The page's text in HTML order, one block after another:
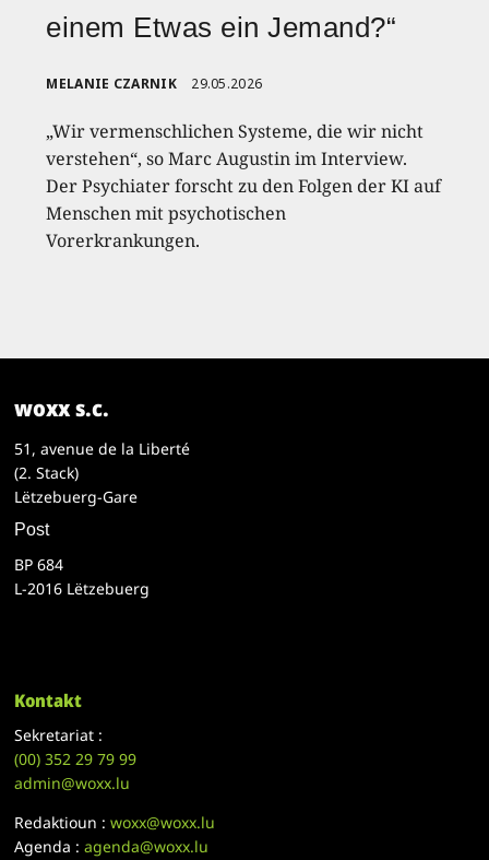
einem Etwas ein Jemand?“
MELANIE CZARNIK 29.05.2026
„Wir vermenschlichen Systeme, die wir nicht
verstehen“, so Marc Augustin im Interview.
Der Psychiater forscht zu den Folgen der KI auf
Menschen mit psychotischen
Vorerkrankungen.
woxx s.c.
51, avenue de la Liberté
(2. Stack)
Lëtzebuerg-Gare
Post
BP 684
L-2016 Lëtzebuerg
Kontakt
Sekretariat :
(00)352 29 79 99
admin@woxx.lu
Redaktioun :woxx@woxx.lu
Agenda :agenda@woxx.lu